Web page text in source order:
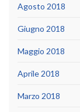
Agosto 2018
Giugno 2018
Maggio 2018
Aprile 2018
Marzo 2018